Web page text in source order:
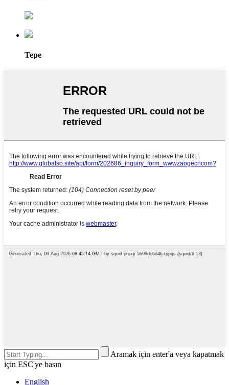
Tepe
Aramak için enter'a veya kapatmak
için ESC'ye basın
English